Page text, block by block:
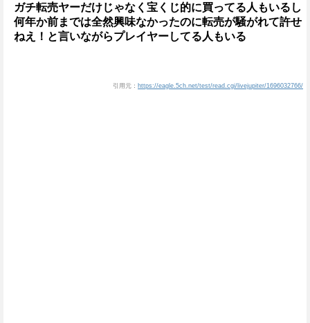
ガチ転売ヤーだけじゃなく宝くじ的に買ってる人もいるし
何年か前までは全然興味なかったのに転売が騒がれて許せ
ねえ！と言いながらプレイヤーしてる人もいる
引用元： https://eagle.5ch.net/test/read.cgi/livejupiter/1696032766/